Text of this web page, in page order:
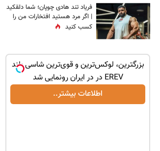
فریاد تند هادی چوپان؛‌ شما دلقکید
| اگر مرد هستید افتخارات من را
کسب کنید
بزرگترین، لوکس‌ترین و قوی‌ترین شاسی بلند
EREV در در ایران رونمایی شد
اطلاعات بیشتر..